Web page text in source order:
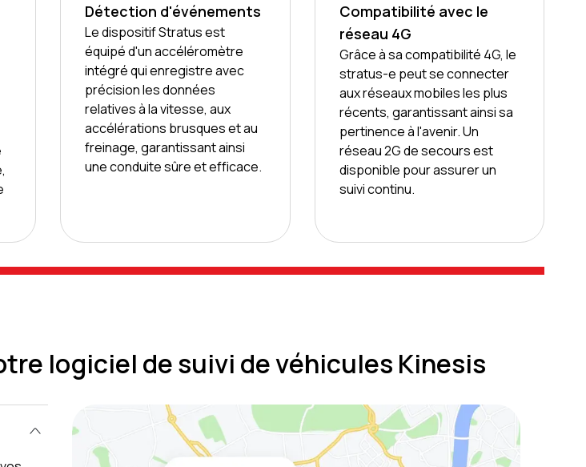
Détection d'événements
Le dispositif Stratus est
équipé d'un accéléromètre
intégré qui enregistre avec
précision les données
relatives à la vitesse, aux
accélérations brusques et au
freinage, garantissant ainsi
une conduite sûre et efficace.
Compatibilité avec le
réseau 4G
Grâce à sa compatibilité 4G, le
stratus-e peut se connecter
aux réseaux mobiles les plus
récents, garantissant ainsi sa
pertinence à l'avenir. Un
réseau 2G de secours est
disponible pour assurer un
suivi continu.
logiciel de suivi de véhicules Kinesis